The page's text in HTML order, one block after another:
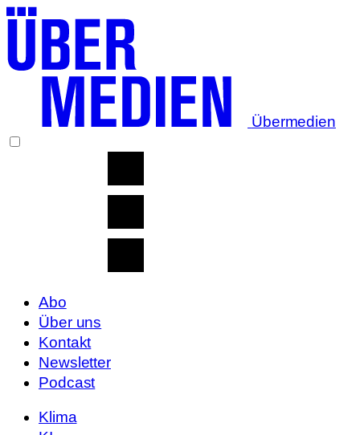
Übermedien
Abo
Über uns
Kontakt
Newsletter
Podcast
Klima